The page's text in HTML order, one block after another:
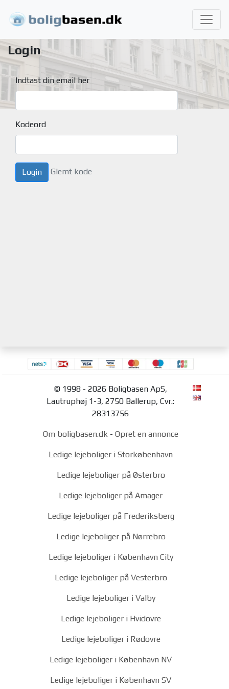
Login
Indtast din email her
Kodeord
Glemt kode
© 1998 - 2026 Boligbasen ApS,
Lautruphøj 1-3, 2750 Ballerup, Cvr.:
28313756
Om boligbasen.dk - Opret en annonce
Ledige lejeboliger i Storkøbenhavn
Ledige lejeboliger på Østerbro
Ledige lejeboliger på Amager
Ledige lejeboliger på Frederiksberg
Ledige lejeboliger på Nørrebro
Ledige lejeboliger i København City
Ledige lejeboliger på Vesterbro
Ledige lejeboliger i Valby
Ledige lejeboliger i Hvidovre
Ledige lejeboliger i Rødovre
Ledige lejeboliger i København NV
Ledige lejeboliger i København SV